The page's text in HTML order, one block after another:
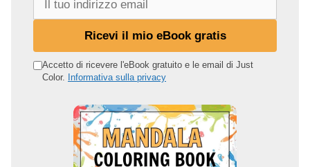
o
Ricevi il mio eBook gratis
Accetto di ricevere l'eBook gratuito e le email di Just
Color. Informativa sulla privacy